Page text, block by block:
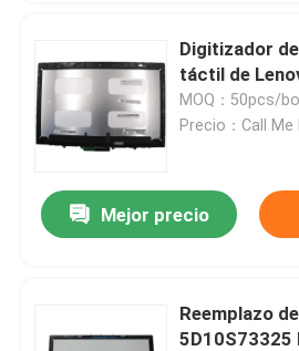
Digitizador
táctil de
MOQ：50pcs/
Precio：Call Me
Mejor precio
Reemplazo
5D10S73325